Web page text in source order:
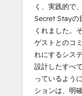
く、実践的で
Secret Stayの
くれました。
ゲストとのコ
れにするシス
設計したすべ
っているよう
ションは、明